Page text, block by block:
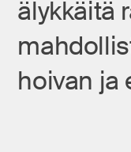
älykkäitä
hoivan ja